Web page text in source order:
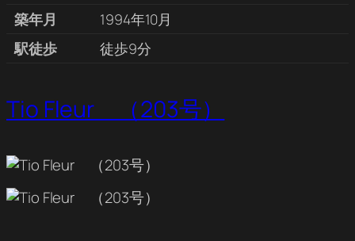
築年月
1994年10月
駅徒歩
徒歩9分
Tio Fleur （203号）